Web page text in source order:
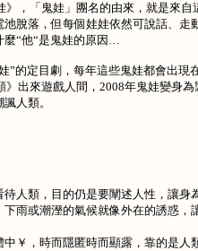
，「鬼娃」團名的由來，就是來
脫落，但每個娃娃依然可說話、走
麼“他“是鬼娃的原因…
”的定目劇，每年這些鬼娃都會出現
出來遊戲人間，2008年鬼娃變身
人類。
人類，目的仍是要闡述人性，讓身
雨或潮溼的氣候就像外在的誘惑，
￥，時而隱匿時而顯露，靠的是人